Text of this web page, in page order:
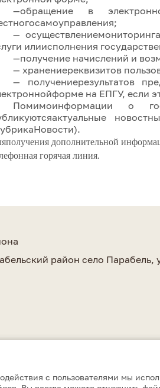
—обращение в
—
илиисполнения
—получение начислений и
— хранениереквизитов
— получениерезультатов
на ЕПГУ, если
Помимоинформации о
дополнительной
горячая линия.
район село Парабель,
с пользователями мы